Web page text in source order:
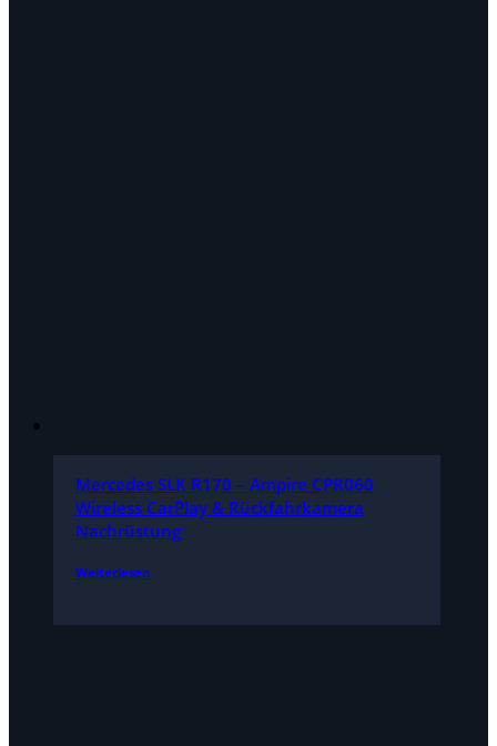
Mercedes SLK R170 – Ampire CPR060
Wireless CarPlay & Rückfahrkamera
Nachrüstung
Weiterlesen